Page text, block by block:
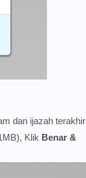
dan ijazah terakhir
Klik Benar &